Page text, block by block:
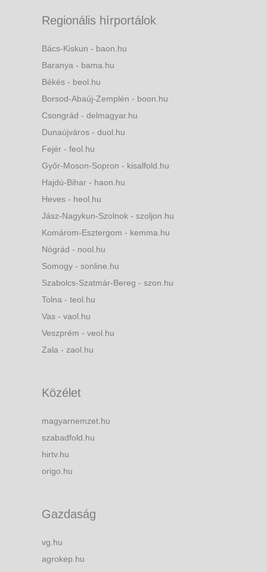
Regionális hírportálok
Bács-Kiskun - baon.hu
Baranya - bama.hu
Békés - beol.hu
Borsod-Abaúj-Zemplén - boon.hu
Csongrád - delmagyar.hu
Dunaújváros - duol.hu
Fejér - feol.hu
Győr-Moson-Sopron - kisalfold.hu
Hajdú-Bihar - haon.hu
Heves - heol.hu
Jász-Nagykun-Szolnok - szoljon.hu
Komárom-Esztergom - kemma.hu
Nógrád - nool.hu
Somogy - sonline.hu
Szabolcs-Szatmár-Bereg - szon.hu
Tolna - teol.hu
Vas - vaol.hu
Veszprém - veol.hu
Zala - zaol.hu
Közélet
magyarnemzet.hu
szabadfold.hu
hirtv.hu
origo.hu
Gazdaság
vg.hu
agrokep.hu